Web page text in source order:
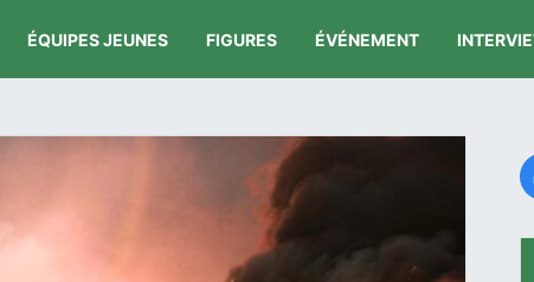
ÉQUIPES JEUNES FIGURES ÉVÉNEMENT